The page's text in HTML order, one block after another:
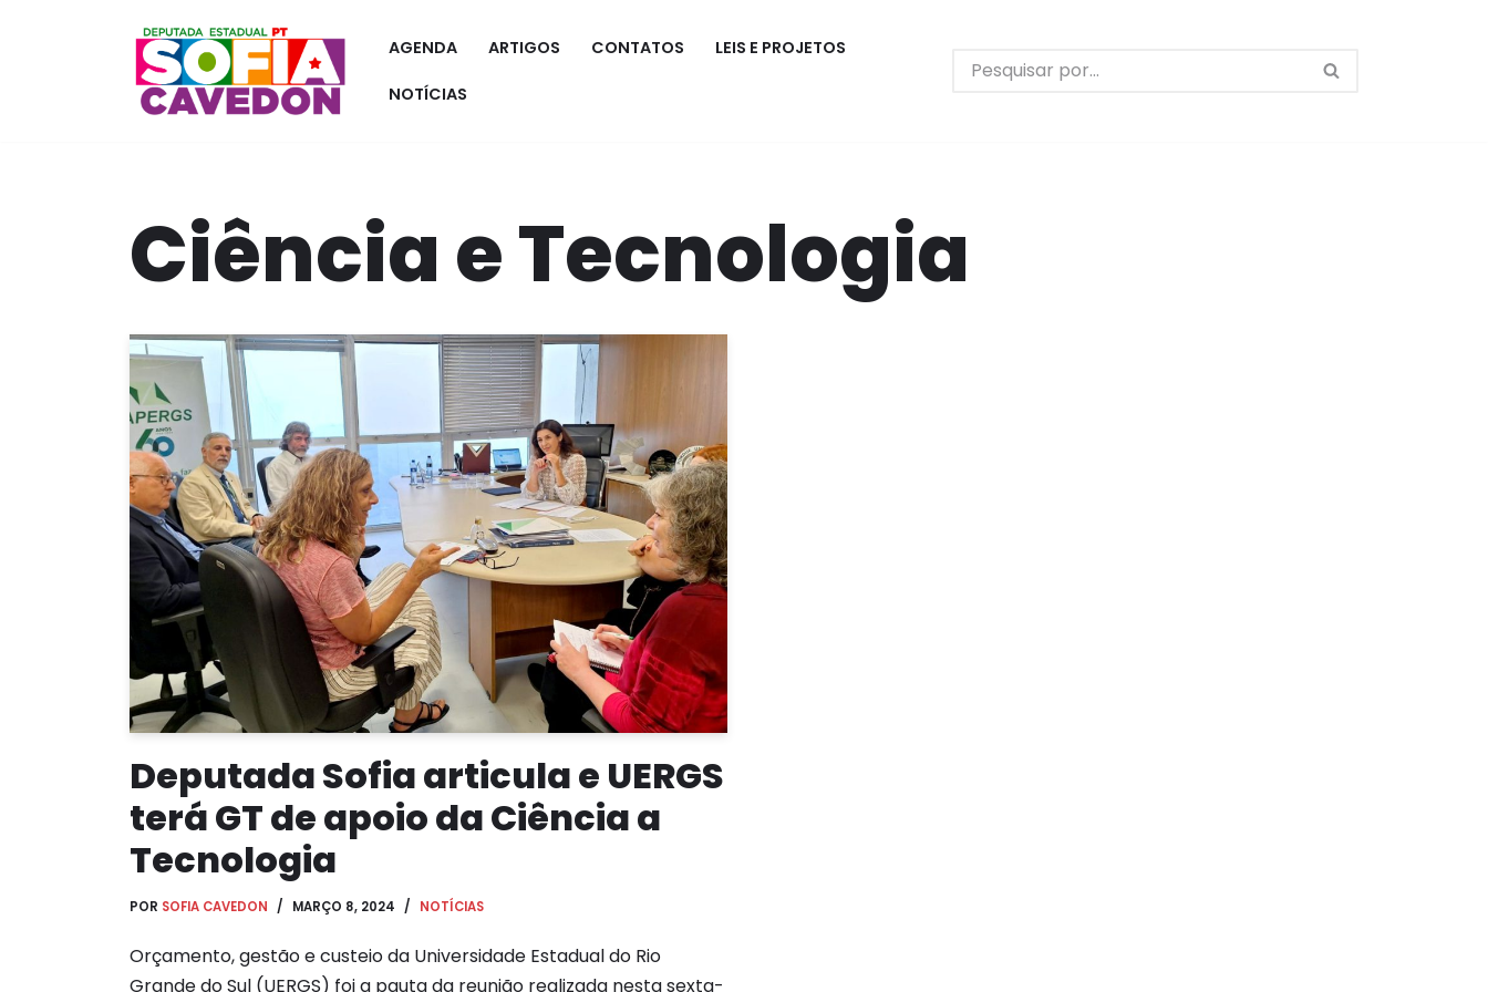
AGENDA ARTIGOS CONTATOS LEIS E PROJETOS
NOTÍCIAS
Ciência e Tecnologia
Deputada Sofia articula e UERGS
terá GT de apoio da Ciência a
Tecnologia
POR SOFIA CAVEDON MARÇO 8, 2024 NOTÍCIAS
Orçamento, gestão e custeio da Universidade Estadual do Rio
Grande do Sul (UERGS) foi a pauta da reunião realizada nesta sexta-